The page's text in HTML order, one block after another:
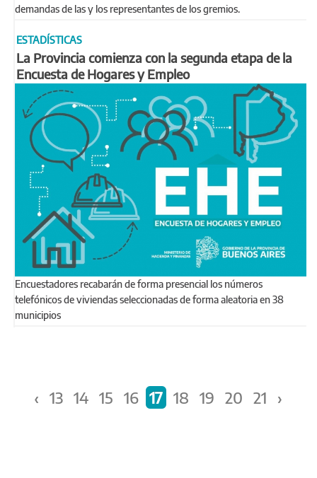
demandas de las y los representantes de los gremios.
ESTADÍSTICAS
La Provincia comienza con la segunda etapa de la
Encuesta de Hogares y Empleo
Encuestadores recabarán de forma presencial los números
telefónicos de viviendas seleccionadas de forma aleatoria en 38
municipios
‹ 13 14 15 16 17 18 19 20 21 ›